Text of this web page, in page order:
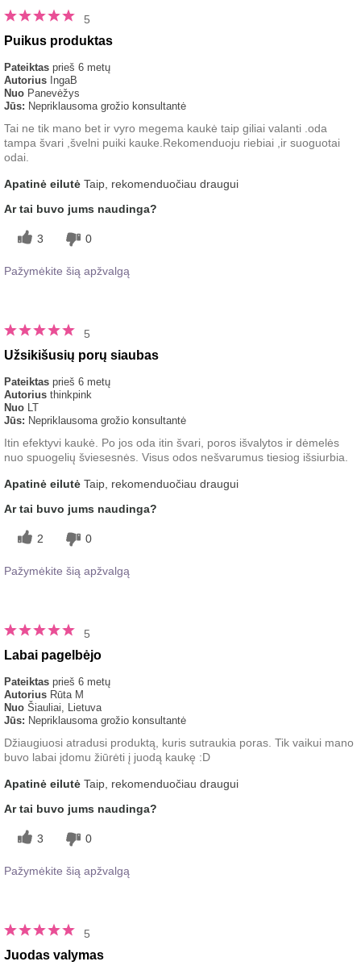
5
Puikus produktas
Pateiktas prieš 6 metų
Autorius IngaB
Nuo Panevėžys
Jūs: Nepriklausoma grožio konsultantė
Tai ne tik mano bet ir vyro megema kaukė taip giliai valanti .oda
tampa švari ,švelni puiki kauke.Rekomenduoju riebiai ,ir suoguotai
odai.
Apatinė eilutė Taip, rekomenduočiau draugui
Ar tai buvo jums naudinga?
3 0
Pažymėkite šią apžvalgą
5
Užsikišusių porų siaubas
Pateiktas prieš 6 metų
Autorius thinkpink
Nuo LT
Jūs: Nepriklausoma grožio konsultantė
Itin efektyvi kaukė. Po jos oda itin švari, poros išvalytos ir dėmelės
nuo spuogelių šviesesnės. Visus odos nešvarumus tiesiog išsiurbia.
Apatinė eilutė Taip, rekomenduočiau draugui
Ar tai buvo jums naudinga?
2 0
Pažymėkite šią apžvalgą
5
Labai pagelbėjo
Pateiktas prieš 6 metų
Autorius Rūta M
Nuo Šiauliai, Lietuva
Jūs: Nepriklausoma grožio konsultantė
Džiaugiuosi atradusi produktą, kuris sutraukia poras. Tik vaikui mano
buvo labai įdomu žiūrėti į juodą kaukę :D
Apatinė eilutė Taip, rekomenduočiau draugui
Ar tai buvo jums naudinga?
3 0
Pažymėkite šią apžvalgą
5
Juodas valymas